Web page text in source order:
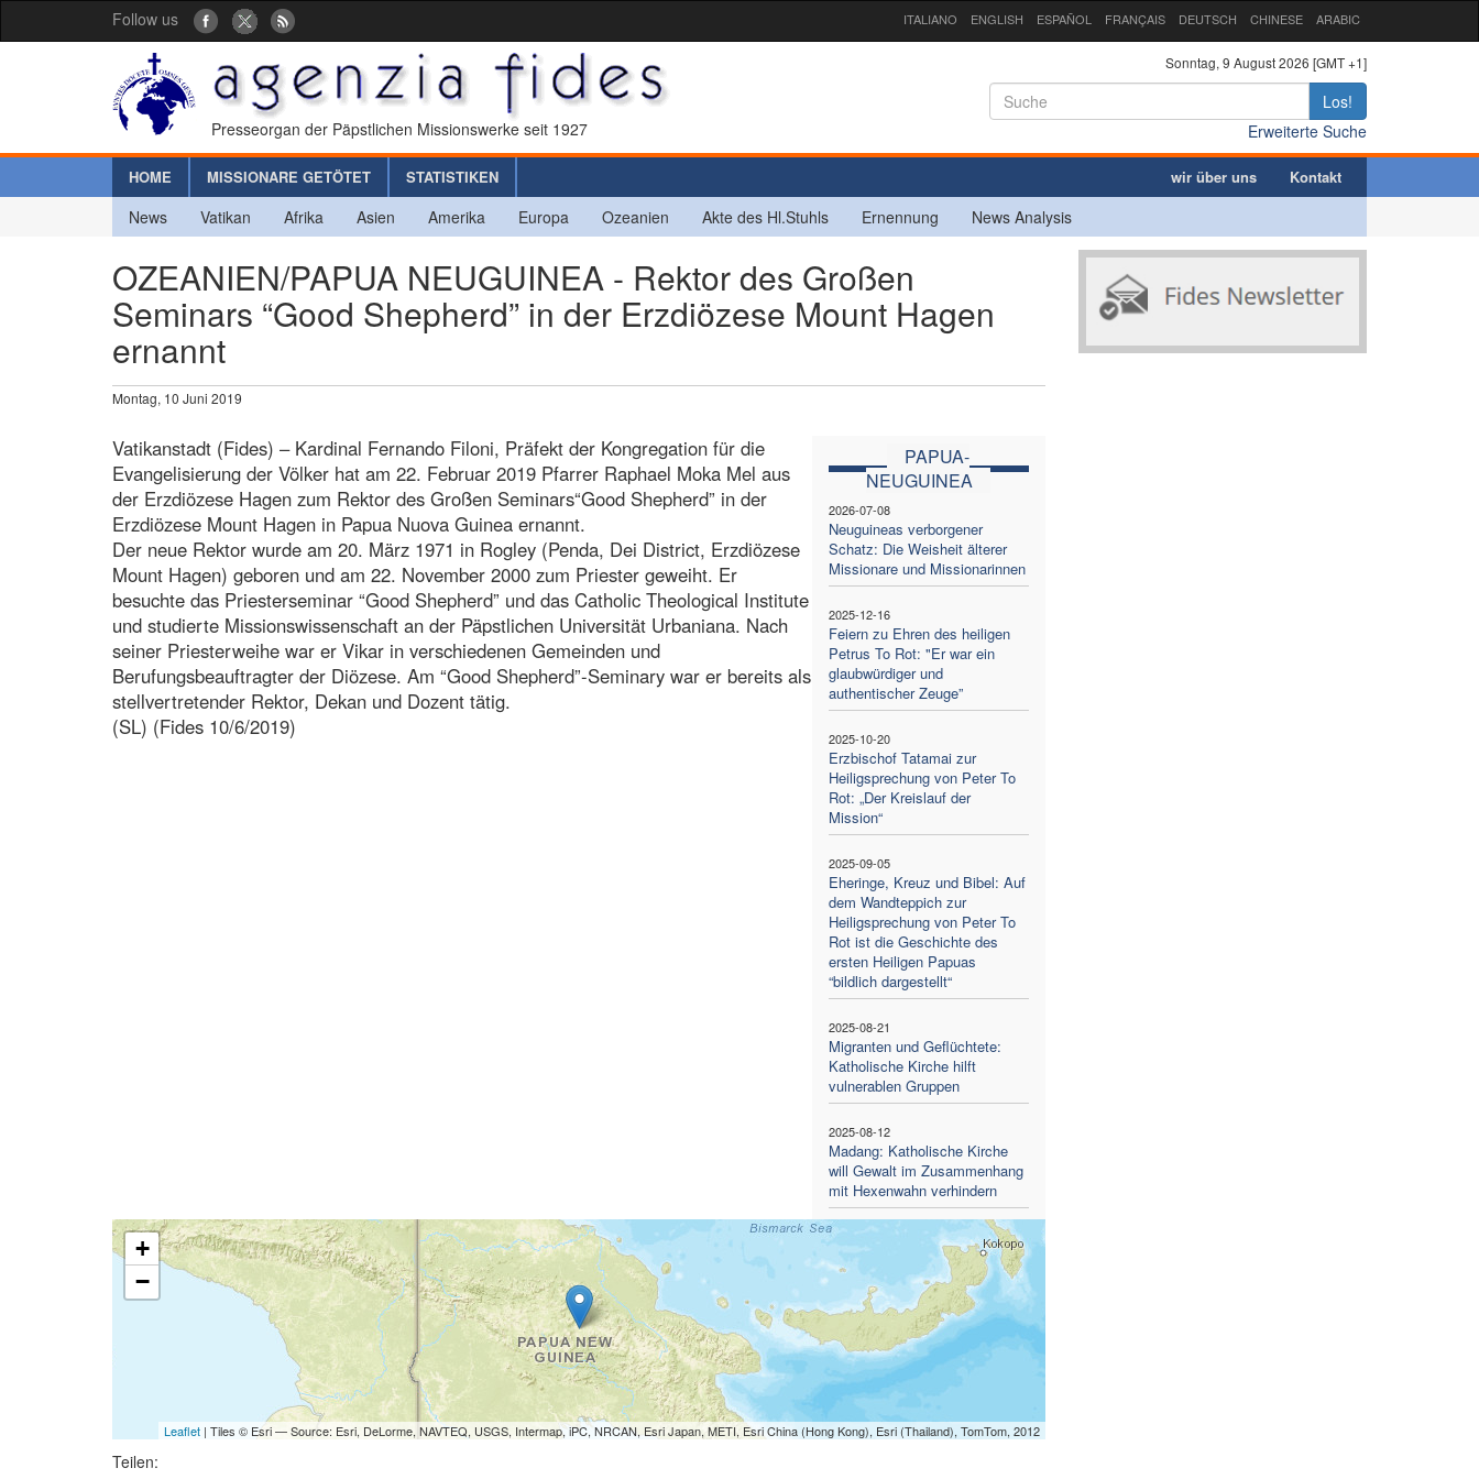
Follow us ITALIANO ENGLISH ESPAÑOL FRANÇAIS DEUTSCH CHINESE ARABIC
Presseorgan der Päpstlichen Missionswerke seit 1927
Sonntag, 9 August 2026 [GMT +1]
Los!
Erweiterte Suche
HOME MISSIONARE GETÖTET STATISTIKEN wir über uns Kontakt
News Vatikan Afrika Asien Amerika Europa Ozeanien Akte des Hl.Stuhls Ernennung News Analysis
OZEANIEN/PAPUA NEUGUINEA - Rektor des Großen
Seminars “Good Shepherd” in der Erzdiözese Mount Hagen
ernannt
Montag, 10 Juni 2019
PAPUA-
NEUGUINEA
2026-07-08
Neuguineas verborgener
Schatz: Die Weisheit älterer
Missionare und Missionarinnen
2025-12-16
Feiern zu Ehren des heiligen
Petrus To Rot: "Er war ein
glaubwürdiger und
authentischer Zeuge”
2025-10-20
Erzbischof Tatamai zur
Heiligsprechung von Peter To
Rot: „Der Kreislauf der
Mission“
2025-09-05
Eheringe, Kreuz und Bibel: Auf
dem Wandteppich zur
Heiligsprechung von Peter To
Rot ist die Geschichte des
ersten Heiligen Papuas
“bildlich dargestellt“
2025-08-21
Migranten und Geflüchtete:
Katholische Kirche hilft
vulnerablen Gruppen
2025-08-12
Madang: Katholische Kirche
will Gewalt im Zusammenhang
mit Hexenwahn verhindern
Vatikanstadt (Fides) – Kardinal Fernando Filoni, Präfekt der Kongregation für die
Evangelisierung der Völker hat am 22. Februar 2019 Pfarrer Raphael Moka Mel aus
der Erzdiözese Hagen zum Rektor des Großen Seminars“Good Shepherd” in der
Erzdiözese Mount Hagen in Papua Nuova Guinea ernannt.
Der neue Rektor wurde am 20. März 1971 in Rogley (Penda, Dei District, Erzdiözese
Mount Hagen) geboren und am 22. November 2000 zum Priester geweiht. Er
besuchte das Priesterseminar “Good Shepherd” und das Catholic Theological Institute
und studierte Missionswissenschaft an der Päpstlichen Universität Urbaniana. Nach
seiner Priesterweihe war er Vikar in verschiedenen Gemeinden und
Berufungsbeauftragter der Diözese. Am “Good Shepherd”-Seminary war er bereits als
stellvertretender Rektor, Dekan und Dozent tätig.
(SL) (Fides 10/6/2019)
+
−
Leaflet| Tiles © Esri — Source: Esri, DeLorme, NAVTEQ, USGS, Intermap, iPC, NRCAN, Esri Japan, METI, Esri China (Hong Kong), Esri (Thailand), TomTom, 2012
Teilen: